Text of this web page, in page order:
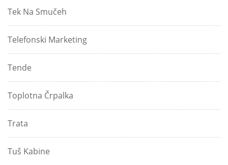
Tek Na Smučeh
Telefonski Marketing
Tende
Toplotna Črpalka
Trata
Tuš Kabine